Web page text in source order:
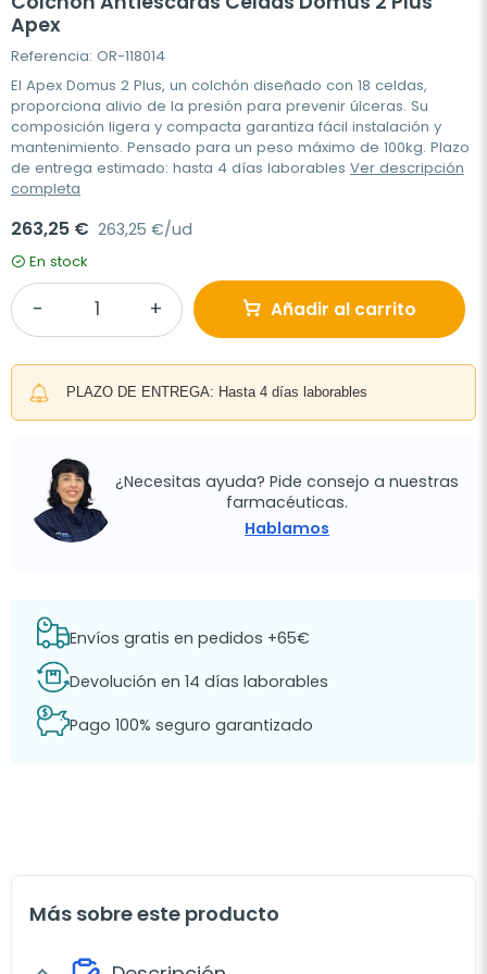
Apex
Referencia: OR-118014
El Apex Domus 2 Plus, un colchón diseñado con 18 celdas,
proporciona alivio de la presión para prevenir úlceras. Su
composición ligera y compacta garantiza fácil instalación y
mantenimiento. Pensado para un peso máximo de 100kg. Plazo
de entrega estimado: hasta 4 días laborables Ver descripción
completa
263,25 € 263,25 €/ud
En stock
Añadir al carrito
PLAZO DE ENTREGA: Hasta 4 días laborables
¿Necesitas ayuda? Pide consejo a nuestras
farmacéuticas.
Hablamos
Envíos gratis en pedidos +65€
Devolución en 14 días laborables
Pago 100% seguro garantizado
Más sobre este producto